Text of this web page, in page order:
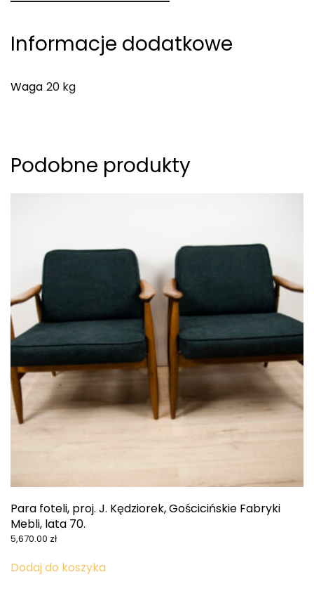
Informacje dodatkowe
Waga 20 kg
Podobne produkty
Para foteli, proj. J. Kędziorek, Gościcińskie Fabryki
Mebli, lata 70.
5,670.00 zł
Dodaj do koszyka